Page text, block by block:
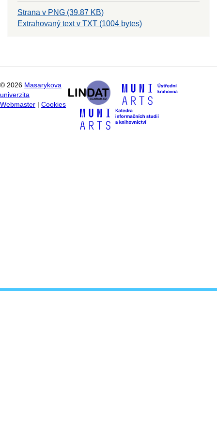
Strana v PNG (39.87 KB)
Extrahovaný text v TXT (1004 bytes)
© 2026 Masarykova
univerzita
Webmaster
Cookies